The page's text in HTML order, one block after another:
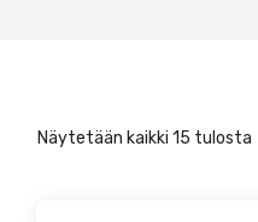
Näytetään kaikki 15 tulosta